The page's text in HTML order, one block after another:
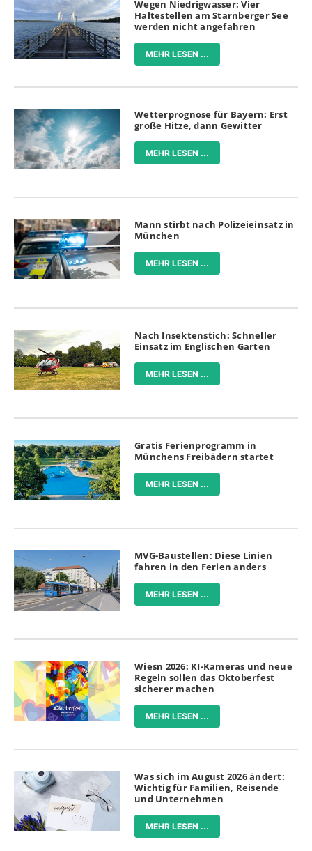
Wegen Niedrigwasser: Vier
Haltestellen am Starnberger See
werden nicht angefahren
MEHR LESEN ...
Wetterprognose für Bayern: Erst
große Hitze, dann Gewitter
MEHR LESEN ...
Mann stirbt nach Polizeieinsatz in
München
MEHR LESEN ...
Nach Insektenstich: Schneller
Einsatz im Englischen Garten
MEHR LESEN ...
Gratis Ferienprogramm in
Münchens Freibädern startet
MEHR LESEN ...
MVG-Baustellen: Diese Linien
fahren in den Ferien anders
MEHR LESEN ...
Wiesn 2026: KI-Kameras und neue
Regeln sollen das Oktoberfest
sicherer machen
MEHR LESEN ...
Was sich im August 2026 ändert:
Wichtig für Familien, Reisende
und Unternehmen
MEHR LESEN ...